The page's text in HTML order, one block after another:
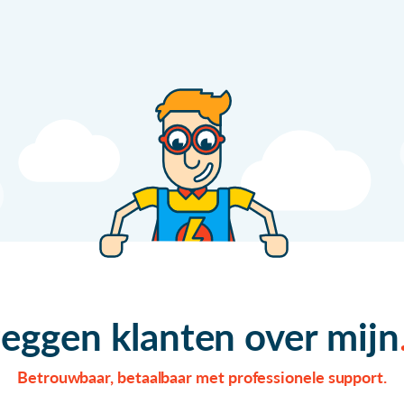
klanten over mijn
Betrouwbaar, betaalbaar met professionele support.